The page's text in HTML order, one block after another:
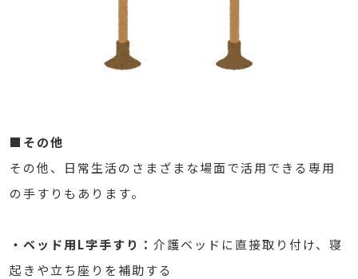
■その他
その他、日常生活のさまざまな場面で活用できる専用
の手すりもあります。
・ベッド用L字手すり： 介護ベッドに直接取り付け、寝
起きや立ち座りを補助する